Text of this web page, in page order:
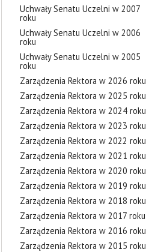
Uchwały Senatu Uczelni w 2007
roku
Uchwały Senatu Uczelni w 2006
roku
Uchwały Senatu Uczelni w 2005
roku
Zarządzenia Rektora w 2026 roku
Zarządzenia Rektora w 2025 roku
Zarządzenia Rektora w 2024 roku
Zarządzenia Rektora w 2023 roku
Zarządzenia Rektora w 2022 roku
Zarządzenia Rektora w 2021 roku
Zarządzenia Rektora w 2020 roku
Zarządzenia Rektora w 2019 roku
Zarządzenia Rektora w 2018 roku
Zarządzenia Rektora w 2017 roku
Zarządzenia Rektora w 2016 roku
Zarządzenia Rektora w 2015 roku